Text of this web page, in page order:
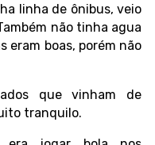
linha de ônibus, veio
não tinha agua
eram boas, porém não
que vinham de
tranquilo.